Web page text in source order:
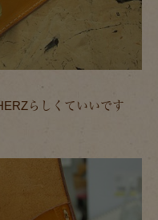
らしくていいです